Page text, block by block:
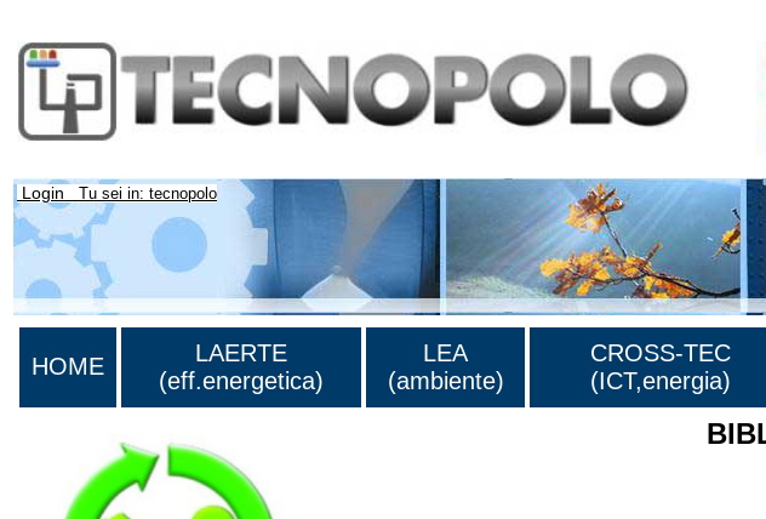
Login Tu sei in: tecnopolo
HOME
LAERTE
(eff.energetica)
LEA
(ambiente)
CROSS-TEC
(ICT,energia)